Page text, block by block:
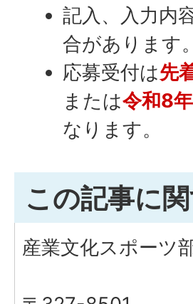
記入、入力内
合があります。
応募受付は先
または令和8
なります。
この記事に
産業文化スポーツ